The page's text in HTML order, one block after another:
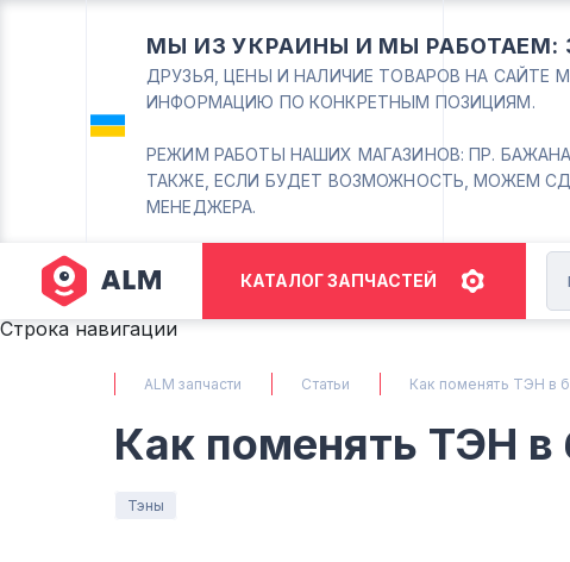
МЫ ИЗ УКРАИНЫ И МЫ РАБОТАЕМ:
ДРУЗЬЯ, ЦЕНЫ И НАЛИЧИЕ ТОВАРОВ НА САЙТЕ
ИНФОРМАЦИЮ ПО КОНКРЕТНЫМ ПОЗИЦИЯМ.
РЕЖИМ РАБОТЫ НАШИХ МАГАЗИНОВ: ПР. БАЖАНА
ТАКЖЕ, ЕСЛИ БУДЕТ ВОЗМОЖНОСТЬ, МОЖЕМ
МЕНЕДЖЕРА.
КАТАЛОГ ЗАПЧАСТЕЙ
Строка навигации
ALM запчасти Статьи Как поменять ТЭН в
Как поменять ТЭН в
Тэны